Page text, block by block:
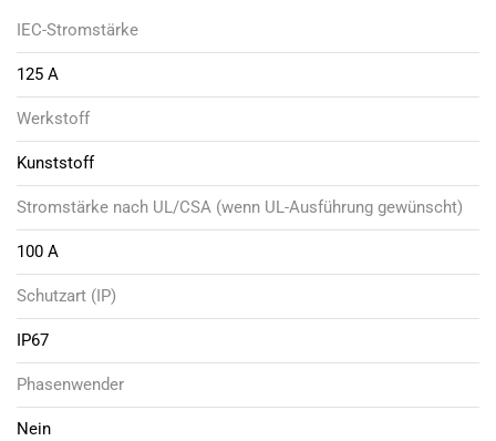
IEC-Stromstärke
125 A
Werkstoff
Kunststoff
Stromstärke nach UL/CSA (wenn UL-Ausführung gewünscht)
100 A
Schutzart (IP)
IP67
Phasenwender
Nein